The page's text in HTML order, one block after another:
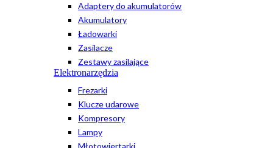
Adaptery do akumulatorów
Akumulatory
Ładowarki
Zasilacze
Zestawy zasilające
Elektronarzędzia
Frezarki
Klucze udarowe
Kompresory
Lampy